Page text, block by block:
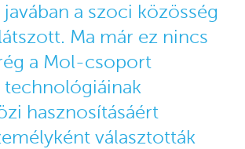
a szoci közösség
Ma már ez nincs
a Mol-csoport
technológiáinak
hasznosításáért
választották